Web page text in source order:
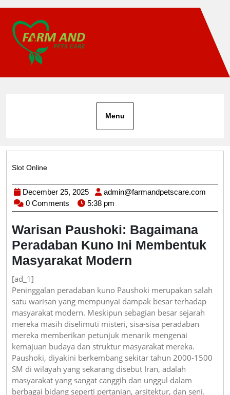
content
Menu
Slot Online
Category
December 25, 2025
December
25,
2025
admin@farmandpetscare.com
0 Comments
5:38 pm
Warisan Paushoki: Bagaimana
Peradaban Kuno Ini Membentuk
Masyarakat Modern
[ad_1]
Peninggalan peradaban kuno Paushoki merupakan salah
satu warisan yang mempunyai dampak besar terhadap
masyarakat modern. Meskipun sebagian besar sejarah
mereka masih diselimuti misteri, sisa-sisa peradaban
mereka memberikan petunjuk menarik mengenai
kemajuan budaya dan struktur masyarakat mereka.
Paushoki, diyakini berkembang sekitar tahun 2000-1500
SM di wilayah yang sekarang disebut Iran, adalah
masyarakat yang sangat canggih dan unggul dalam
berbagai bidang seperti pertanian, arsitektur, dan seni.